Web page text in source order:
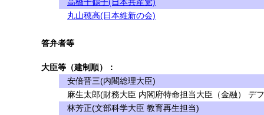
丸山穂高(日本維新の会)
答弁者等
大臣等（建制順）：
安倍晋三(内閣総理大臣)
麻生太郎(財務大臣 内閣府特命担当大臣（金融） デ
林芳正(文部科学大臣 教育再生担当)